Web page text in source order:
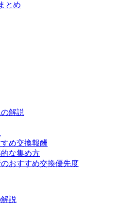
とめ
解説
め交換報酬
な集め方
おすすめ交換優先度
説